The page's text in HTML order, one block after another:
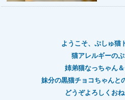
ようこそ、ぷしゅ猫
猫アレルギーのぷ
姉弟猫なっちゃん＆
妹分の黒猫チョコちゃんと
どうぞよろしくお